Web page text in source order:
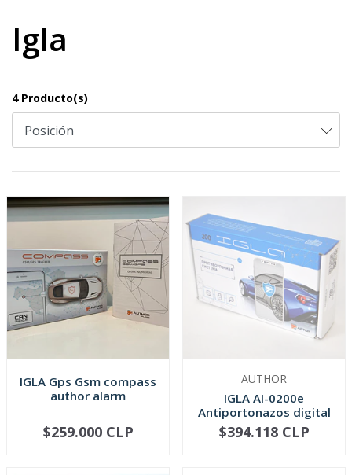
Igla
4 Producto(s)
IGLA Gps Gsm compass
author alarm
+
$259.000 CLP
AUTHOR
IGLA AI-0200e
Antiportonazos digital
desactiva...
AGOTADO
$394.118 CLP